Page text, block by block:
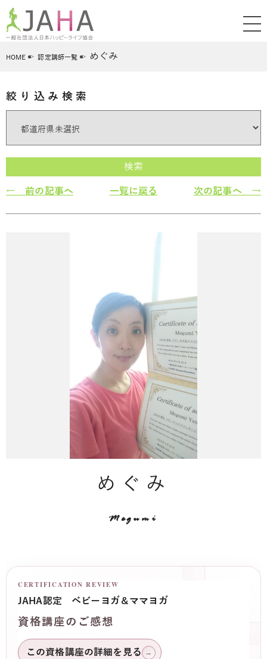
HOME 認定講師一覧 めぐみ
絞り込み検索
検索
← 前の記事へ 一覧に戻る 次の記事へ →
めぐみ
Megumi
CERTIFICATION REVIEW
JAHA認定 ベビーヨガ＆ママヨガ
資格講座のご感想
この資格講座の詳細を見る →